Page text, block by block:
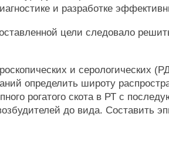
и разработке
цели следовало
и серологических
определить широту
рогатого скота в РТ с
до вида. Составить